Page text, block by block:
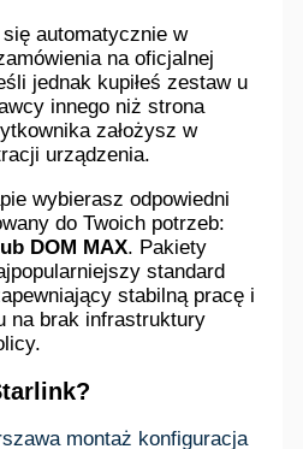
automatycznie w
na oficjalnej
jednak kupiłeś zestaw u
innego niż strona
założysz w
urządzenia.
wybierasz odpowiedni
do Twoich potrzeb:
DOM MAX. Pakiety
standard
stabilną pracę i
na brak infrastruktury